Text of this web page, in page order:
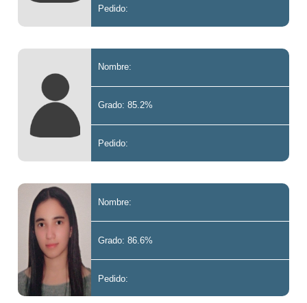
Pedido:
Nombre:
Grado: 85.2%
Pedido:
Nombre:
Grado: 86.6%
Pedido: